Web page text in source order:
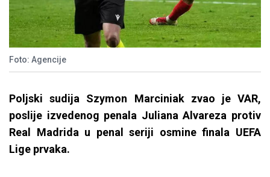
Foto: Agencije
Poljski sudija Szymon Marciniak zvao je VAR,
poslije izvedenog penala Juliana Alvareza protiv
Real Madrida u penal seriji osmine finala UEFA
Lige prvaka.